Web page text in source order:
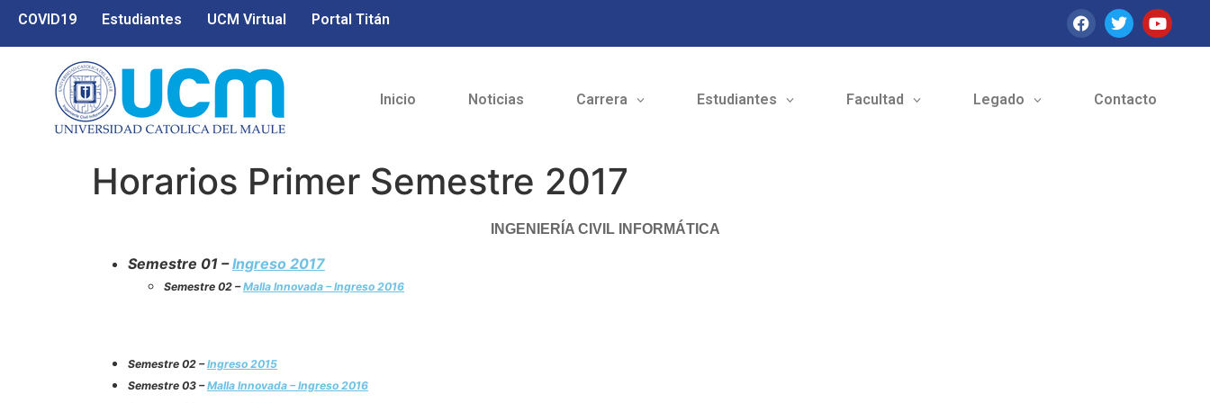
COVID19 Estudiantes UCM Virtual Portal Titán
Inicio Noticias Carrera Estudiantes Facultad Legado Contacto
Horarios Primer Semestre 2017
INGENIERÍA CIVIL INFORMÁTICA
Semestre 01 –Ingreso 2017
Semestre 02 –Malla Innovada – Ingreso 2016
Semestre 02 –Ingreso 2015
Semestre 03 –Malla Innovada – Ingreso 2016